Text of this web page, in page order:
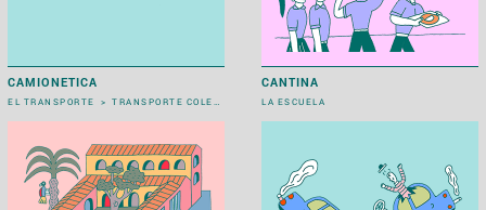
CAMIONETICA
EL TRANSPORTE > TRANSPORTE COLECTIVO
CANTINA
LA ESCUELA